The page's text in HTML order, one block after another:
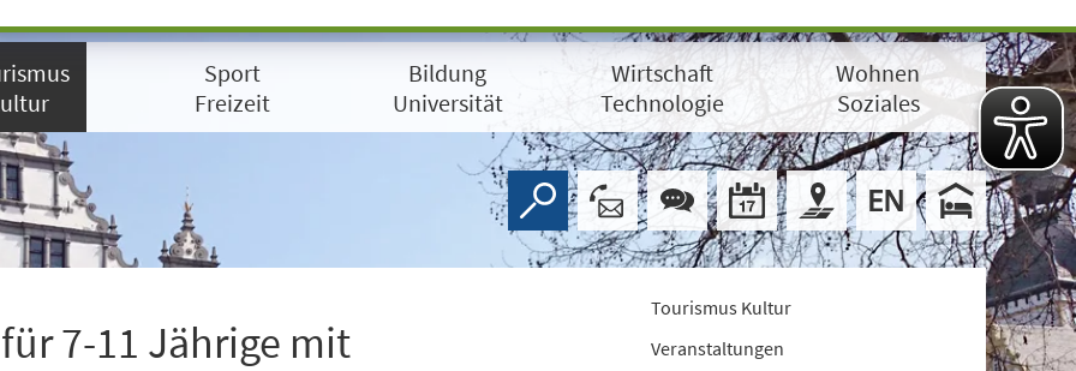
Sport
Freizeit
Bildung
Universität
Wirtschaft
Technologie
Wohnen
Soziales
7-11 Jährige mit
Tourismus Kultur
Veranstaltungen